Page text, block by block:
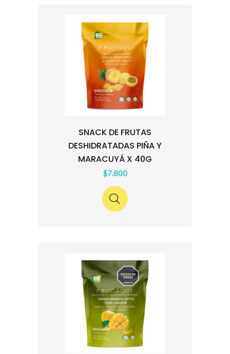
SNACK DE FRUTAS
DESHIDRATADAS PIÑA Y
MARACUYÁ X 40G
$7.800